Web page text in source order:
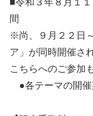
■令和３年８月１
間
※尚、９月２２日
ア」が同時開催さ
こちらへのご参加
●各テーマの開催